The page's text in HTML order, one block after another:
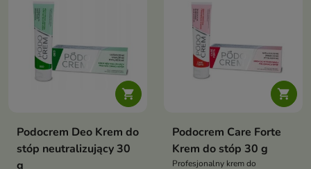
po jednym użyciu

Podocrem Deo Krem do
stóp neutralizujący 30
g

Podocrem Care Forte
Krem do stóp 30 g
Profesjonalny krem do